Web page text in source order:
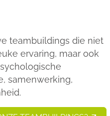
teambuildings die niet
ervaring, maar ook
samenwerking,